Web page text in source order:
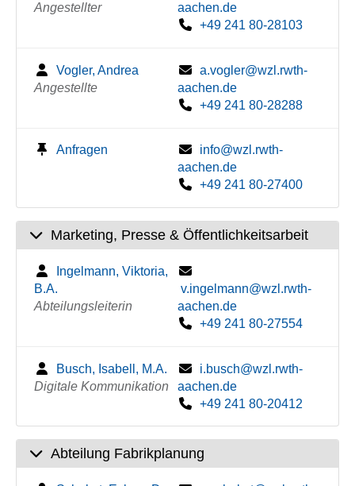
Angestellter
aachen.de
+49 241 80-28103
Vogler, Andrea
Angestellte
a.vogler@wzl.rwth-
aachen.de
+49 241 80-28288
Anfragen
info@wzl.rwth-
aachen.de
+49 241 80-27400
Marketing, Presse & Öffentlichkeitsarbeit
Ingelmann, Viktoria,
B.A.
Abteilungsleiterin
v.ingelmann@wzl.rwth-
aachen.de
+49 241 80-27554
Busch, Isabell, M.A.
Digitale Kommunikation
i.busch@wzl.rwth-
aachen.de
+49 241 80-20412
Abteilung Fabrikplanung